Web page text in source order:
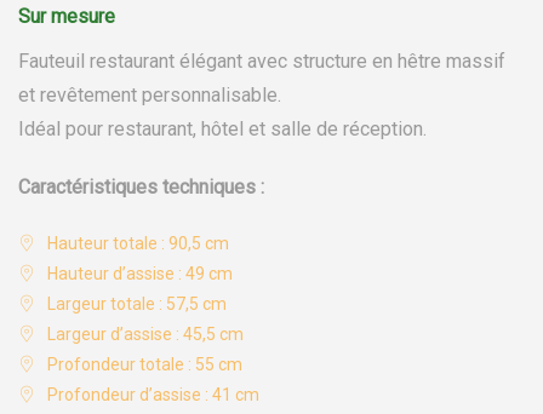
Fauteuil restaurant élégant avec structure en hêtre massif
et revêtement personnalisable.
Idéal pour restaurant, hôtel et salle de réception.
Caractéristiques techniques :
Hauteur totale : 90,5 cm
Hauteur d’assise : 49 cm
Largeur totale : 57,5 cm
Largeur d’assise : 45,5 cm
Profondeur totale : 55 cm
Profondeur d’assise : 41 cm